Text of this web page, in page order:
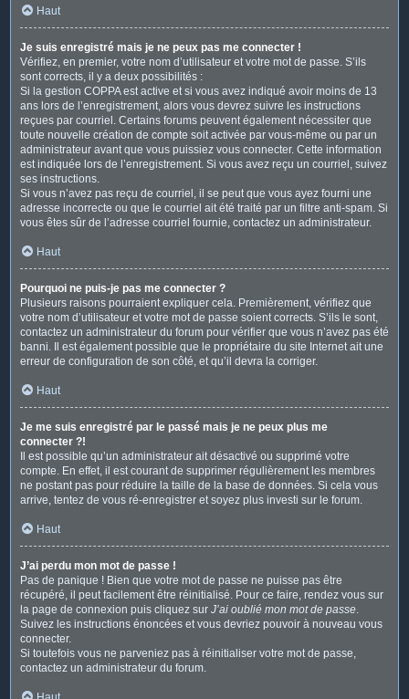
Haut
Je suis enregistré mais je ne peux pas me connecter !
Vérifiez, en premier, votre nom d’utilisateur et votre mot de passe. S’ils
sont corrects, il y a deux possibilités :
Si la gestion COPPA est active et si vous avez indiqué avoir moins de 13
ans lors de l’enregistrement, alors vous devrez suivre les instructions
reçues par courriel. Certains forums peuvent également nécessiter que
toute nouvelle création de compte soit activée par vous-même ou par un
administrateur avant que vous puissiez vous connecter. Cette information
est indiquée lors de l’enregistrement. Si vous avez reçu un courriel, suivez
ses instructions.
Si vous n’avez pas reçu de courriel, il se peut que vous ayez fourni une
adresse incorrecte ou que le courriel ait été traité par un filtre anti-spam. Si
vous êtes sûr de l’adresse courriel fournie, contactez un administrateur.
Haut
Pourquoi ne puis-je pas me connecter ?
Plusieurs raisons pourraient expliquer cela. Premièrement, vérifiez que
votre nom d’utilisateur et votre mot de passe soient corrects. S’ils le sont,
contactez un administrateur du forum pour vérifier que vous n’avez pas été
banni. Il est également possible que le propriétaire du site Internet ait une
erreur de configuration de son côté, et qu’il devra la corriger.
Haut
Je me suis enregistré par le passé mais je ne peux plus me
connecter ?!
Il est possible qu’un administrateur ait désactivé ou supprimé votre
compte. En effet, il est courant de supprimer régulièrement les membres
ne postant pas pour réduire la taille de la base de données. Si cela vous
arrive, tentez de vous ré-enregistrer et soyez plus investi sur le forum.
Haut
J’ai perdu mon mot de passe !
Pas de panique ! Bien que votre mot de passe ne puisse pas être
récupéré, il peut facilement être réinitialisé. Pour ce faire, rendez vous sur
la page de connexion puis cliquez sur J’ai oublié mon mot de passe.
Suivez les instructions énoncées et vous devriez pouvoir à nouveau vous
connecter.
Si toutefois vous ne parveniez pas à réinitialiser votre mot de passe,
contactez un administrateur du forum.